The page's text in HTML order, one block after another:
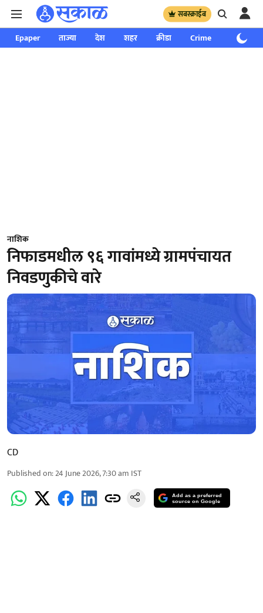
सबस्क्राईब
Epaper ताज्या देश शहर क्रीडा Crime साप्ताहिक
नाशिक
निफाडमधील ९६ गावांमध्ये ग्रामपंचायत
निवडणुकीचे वारे
CD
Published on:24 June 2026, 7:30 am IST
Add as a preferred
source on Google